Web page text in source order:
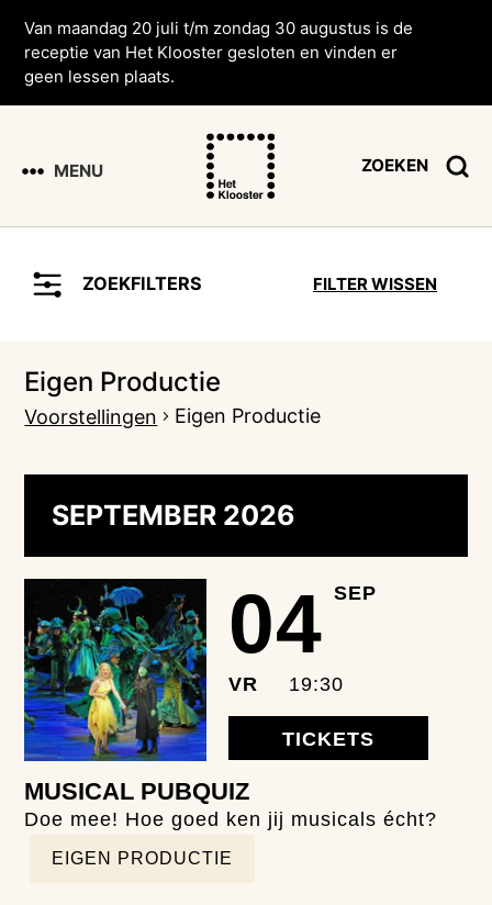
Van maandag 20 juli t/m zondag 30 augustus is de
receptie van Het Klooster gesloten en vinden er
geen lessen plaats.
MENU ZOEKEN
ZOEKFILTERS FILTER WISSEN
Eigen Productie
Voorstellingen Eigen Productie
Voorstellingen
SEPTEMBER 2026
04 SEP
VR 19:30
TICKETS
MUSICAL PUBQUIZ
Doe mee! Hoe goed ken jij musicals écht?
EIGEN PRODUCTIE